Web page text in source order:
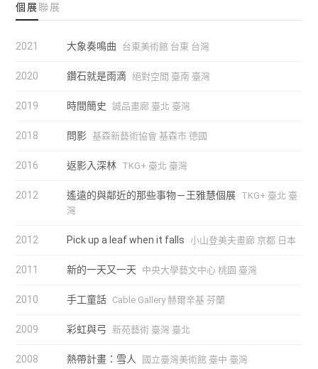
個展聯展
2021 大象奏鳴曲 台東美術館 台東 台灣
2020 鑽石就是雨滴 絕對空間 臺南 臺灣
2019 時間簡史 誠品畫廊 臺北 臺灣
2018 問影 基森新藝術協會 基森市 德國
2016 返影入深林 TKG+ 臺北 臺灣
2012 遙遠的與鄰近的那些事物－王雅慧個展 TKG+ 臺北 臺
灣
2012 Pick up a leaf when it falls 小山登美夫畫廊 京都 日本
2011 新的一天又一天 中央大學藝文中心 桃園 臺灣
2010 手工童話 Cable Gallery 赫爾辛基 芬蘭
2009 彩虹與弓 新苑藝術 臺灣 臺北
2008 熱帶計畫：雪人 國立臺灣美術館 臺中 臺灣